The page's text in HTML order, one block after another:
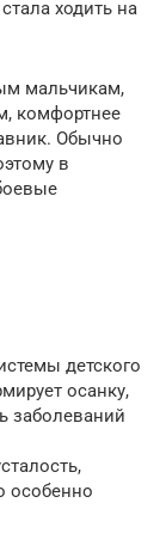
ходить на
мальчикам,
комфортнее
Обычно
в
детского
осанку,
заболеваний
особенно